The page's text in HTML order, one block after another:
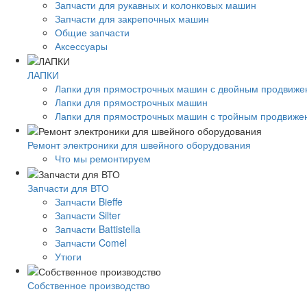
Запчасти для рукавных и колонковых машин
Запчасти для закрепочных машин
Общие запчасти
Аксессуары
ЛАПКИ
Лапки для прямострочных машин с двойным
Лапки для прямострочных машин
Лапки для прямострочных машин с тройным
Ремонт электроники для швейного оборудования
Что мы ремонтируем
Запчасти для ВТО
Запчасти Bieffe
Запчасти Silter
Запчасти Battistella
Запчасти Comel
Утюги
Собственное производство